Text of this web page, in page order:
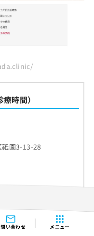
い合わせ メニュー
時間）
祇園3-13-28